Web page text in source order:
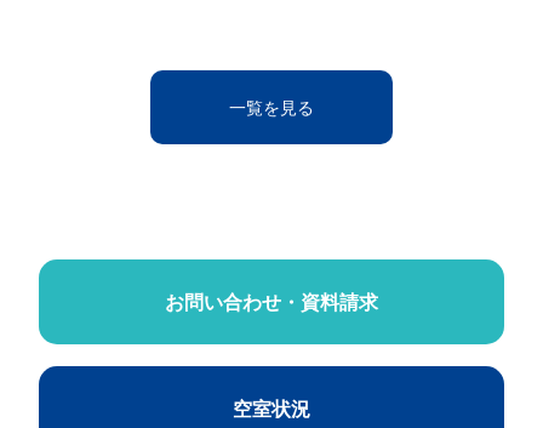
一覧を見る
お問い合わせ・資料請求
空室状況